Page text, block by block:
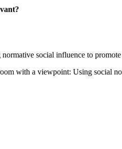
social influence to
with a viewpoint: Using social